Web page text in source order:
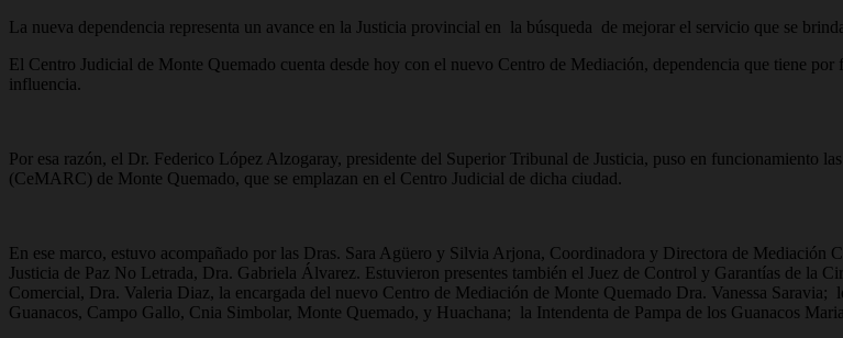
La nueva dependencia representa un avance en la Justicia provincial en la búsqueda de mejorar el servicio que se
El Centro Judicial de Monte Quemado cuenta desde hoy con el nuevo Centro de Mediación, dependencia que tiene
influencia.
Por esa razón, el Dr. Federico López Alzogaray, presidente del Superior Tribunal de Justicia, puso en funcionamiento
(CeMARC) de Monte Quemado, que se emplazan en el Centro Judicial de dicha ciudad.
En ese marco, estuvo acompañado por las Dras. Sara Agüero y Silvia Arjona, Coordinadora y Directora de
Justicia de Paz No Letrada, Dra. Gabriela Álvarez. Estuvieron presentes también el Juez de Control y Garantías de la
Comercial, Dra. Valeria Diaz, la encargada del nuevo Centro de Mediación de Monte Quemado Dra. Vanessa Saravia;
Guanacos, Campo Gallo, Cnia Simbolar, Monte Quemado, y Huachana; la Intendenta de Pampa de los Guanacos